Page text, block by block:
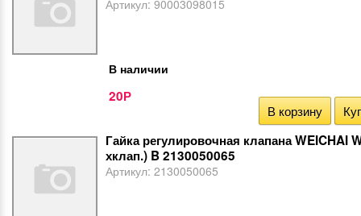
Артикул: 90003098015
В наличии
20Р
В корзину
Гайка регулировочная клапана WEICHAI
хклап.) B 2130050065
Артикул: 2130050065